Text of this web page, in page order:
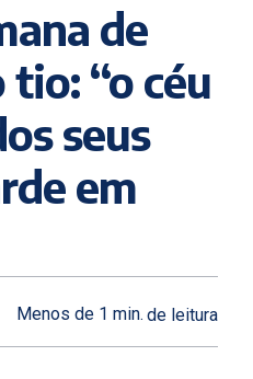
de
“o céu
seus
em
Menos de 1 min. de leitura